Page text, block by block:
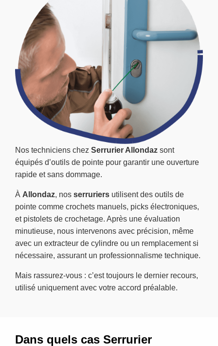
Nos techniciens chez Serrurier Allondaz sont
équipés d’outils de pointe pour garantir une ouverture
rapide et sans dommage.
À Allondaz, nos serruriers utilisent des outils de
pointe comme crochets manuels, picks électroniques,
et pistolets de crochetage. Après une évaluation
minutieuse, nous intervenons avec précision, même
avec un extracteur de cylindre ou un remplacement si
nécessaire, assurant un professionnalisme technique.
Mais rassurez-vous : c’est toujours le dernier recours,
utilisé uniquement avec votre accord préalable.
Dans quels cas Serrurier